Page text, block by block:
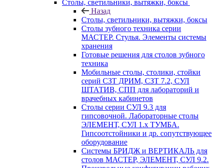
Cтолы, светильники, вытяжки, боксы
Назад
Cтолы, светильники, вытяжки, боксы
Столы зубного техника серии
МАСТЕР. Стулья. Элементы системы
хранения
Готовые решения для столов зубного
техника
Мобильные столы, столики, стойки
серий СЗТ ДРИМ, СЗТ 7.2, СУЛ
ШТАТИВ, СПП для лабораторий и
врачебных кабинетов
Столы серии СУЛ 9.3 для
гипсовочной. Лабораторные столы
ЭЛЕМЕНТ, СУЛ 1.х ТУМБА.
Гипсоотстойники и др. сопутствующее
оборудование
Системы БРИДЖ и ВЕРТИКАЛЬ для
столов МАСТЕР, ЭЛЕМЕНТ, СУЛ 9.2.